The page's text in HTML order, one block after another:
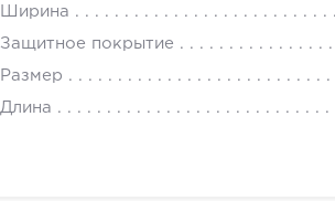
Ширина
Защитное покрытие
Размер
Длина